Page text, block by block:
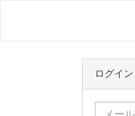
ログイン